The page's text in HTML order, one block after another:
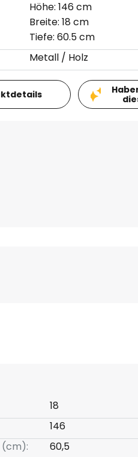
Höhe: 146 cm
Breite: 18 cm
Tiefe: 60.5 cm
Metall / Holz
18
146
(cm):
60,5